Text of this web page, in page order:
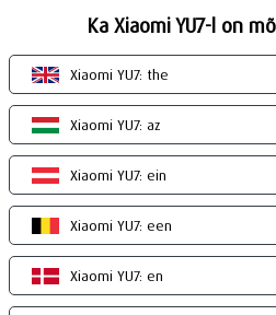
Ka Xiaomi YU7-l on
Xiaomi YU7: the
Xiaomi YU7: az
Xiaomi YU7: ein
Xiaomi YU7: een
Xiaomi YU7: en